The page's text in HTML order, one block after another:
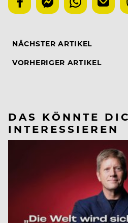
NÄCHSTER ARTIKEL
VORHERIGER ARTIKEL
DAS KÖNNTE
INTERESSIEREN